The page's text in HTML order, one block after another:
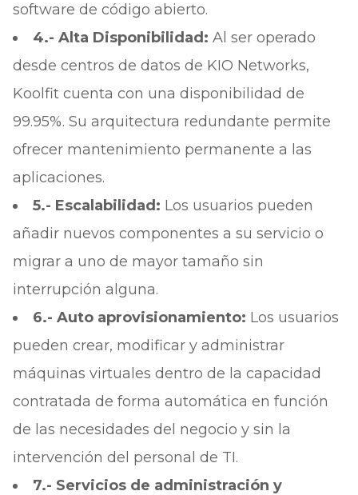
software de código abierto.
4.- Alta Disponibilidad: Al ser operado
desde centros de datos de KIO Networks,
Koolfit cuenta con una disponibilidad de
99.95%. Su arquitectura redundante permite
ofrecer mantenimiento permanente a las
aplicaciones.
5.- Escalabilidad: Los usuarios pueden
añadir nuevos componentes a su servicio o
migrar a uno de mayor tamaño sin
interrupción alguna.
6.- Auto aprovisionamiento: Los usuarios
pueden crear, modificar y administrar
máquinas virtuales dentro de la capacidad
contratada de forma automática en función
de las necesidades del negocio y sin la
intervención del personal de TI.
7.- Servicios de administración y